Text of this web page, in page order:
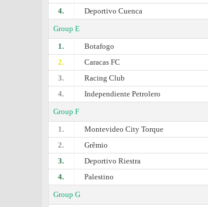
4.
Deportivo Cuenca
Group E
1.
Botafogo
2.
Caracas FC
3.
Racing Club
4.
Independiente Petrolero
Group F
1.
Montevideo City Torque
2.
Grêmio
3.
Deportivo Riestra
4.
Palestino
Group G